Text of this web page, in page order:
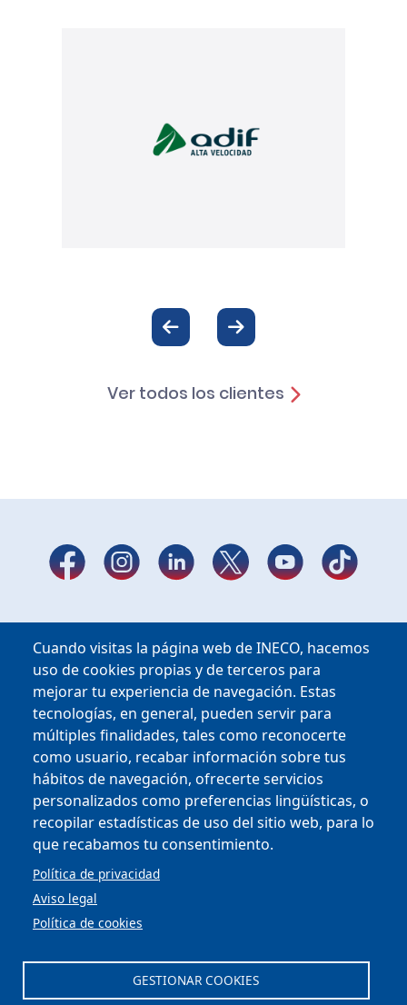
Cuando visitas la página web de INECO, hacemos
uso de cookies propias y de terceros para
mejorar tu experiencia de navegación. Estas
tecnologías, en general, pueden servir para
múltiples finalidades, tales como reconocerte
como usuario, recabar información sobre tus
hábitos de navegación, ofrecerte servicios
personalizados como preferencias lingüísticas, o
recopilar estadísticas de uso del sitio web, para lo
que recabamos tu consentimiento.
Política de privacidad
Aviso legal
Política de cookies
GESTIONAR COOKIES
Ver todos los clientes
Copyright © 2025
MENU FOOTER
PERFIL DEL CONTRATANTE
OFICINA VIRTUAL
COMPLIANCE Y ÉTICA
AVISO LEGAL
PRIVACIDAD
ACCESIBILIDAD